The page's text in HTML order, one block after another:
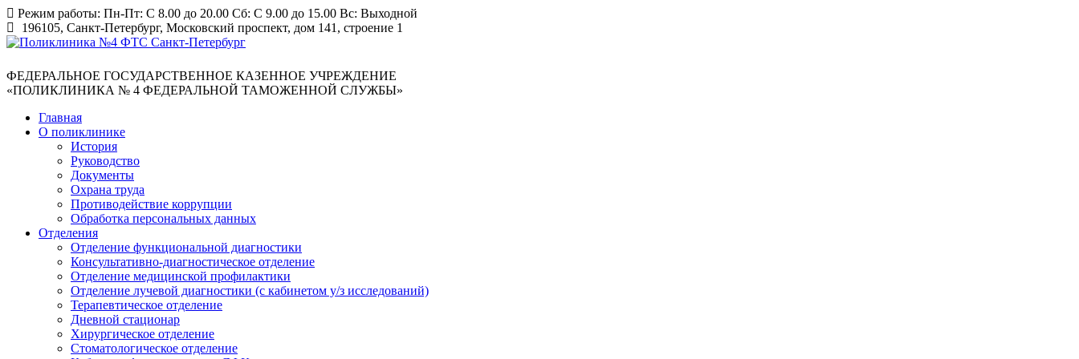
Режим работы: Пн-Пт: С 8.00 до 20.00 Сб: С 9.00 до 15.00 Вс: Выходной
196105, Санкт-Петербург, Московский проспект, дом 141, строение 1
ФЕДЕРАЛЬНОЕ ГОСУДАРСТВЕННОЕ КАЗЕННОЕ УЧРЕЖДЕНИЕ
«ПОЛИКЛИНИКА № 4 ФЕДЕРАЛЬНОЙ ТАМОЖЕННОЙ СЛУЖБЫ»
Главная
О поликлинике
История
Руководство
Документы
Охрана труда
Противодействие коррупции
Обработка персональных данных
Отделения
Отделение функциональной диагностики
Консультативно-диагностическое отделение
Отделение медицинской профилактики
Отделение лучевой диагностики (с кабинетом у/з исследований)
Терапевтическое отделение
Дневной стационар
Хирургическое отделение
Стоматологическое отделение